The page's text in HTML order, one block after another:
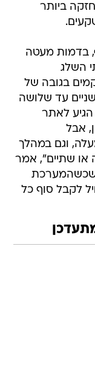
ביותר
בדמות מעטה
השלג
בגובה של
לשניים עד שלושה
לאתר
אבל
וגם במהלך
או שתיים", אמר
שכשהמערכת
לקבל סוף כל